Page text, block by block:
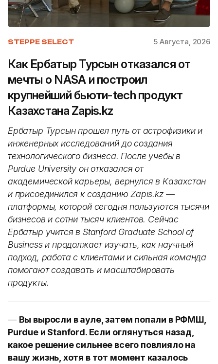
STEPPE SELECT 5 Августа, 2026
Как Ербатыр Турсын отказался от
мечты о NASA и построил
крупнейший бьюти-tech продукт
Казахстана Zapis.kz
Ербатыр Турсын прошел путь от астрофизики и
инженерных исследований до создания
технологического бизнеса. После учебы в
Purdue University он отказался от
академической карьеры, вернулся в Казахстан
и присоединился к созданию Zapis.kz —
платформы, которой сегодня пользуются тысячи
бизнесов и сотни тысяч клиентов. Сейчас
Ербатыр учится в Stanford Graduate School of
Business и продолжает изучать, как научный
подход, работа с клиентами и сильная команда
помогают создавать и масштабировать
продукты.
— Вы выросли в ауле, затем попали в РФМШ,
Purdue и Stanford. Если оглянуться назад,
какое решение сильнее всего повлияло на
вашу жизнь, хотя в тот момент казалось